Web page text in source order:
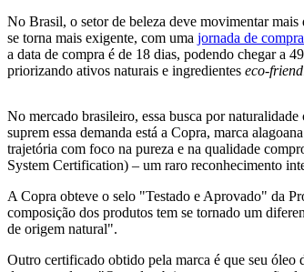
No Brasil, o setor de beleza deve movimentar mais
se torna mais exigente, com uma jornada de compra
a data de compra é de 18 dias, podendo chegar a
priorizando ativos naturais e ingredientes eco-
No mercado brasileiro, essa busca por
suprem essa demanda está a Copra, marca
trajetória com foco na pureza e na qualidade
System Certification) – um raro reconhecimento
A Copra obteve o selo "Testado e Aprovado" da
composição dos produtos tem se tornado um
de origem natural".
Outro certificado obtido pela marca é que seu óleo